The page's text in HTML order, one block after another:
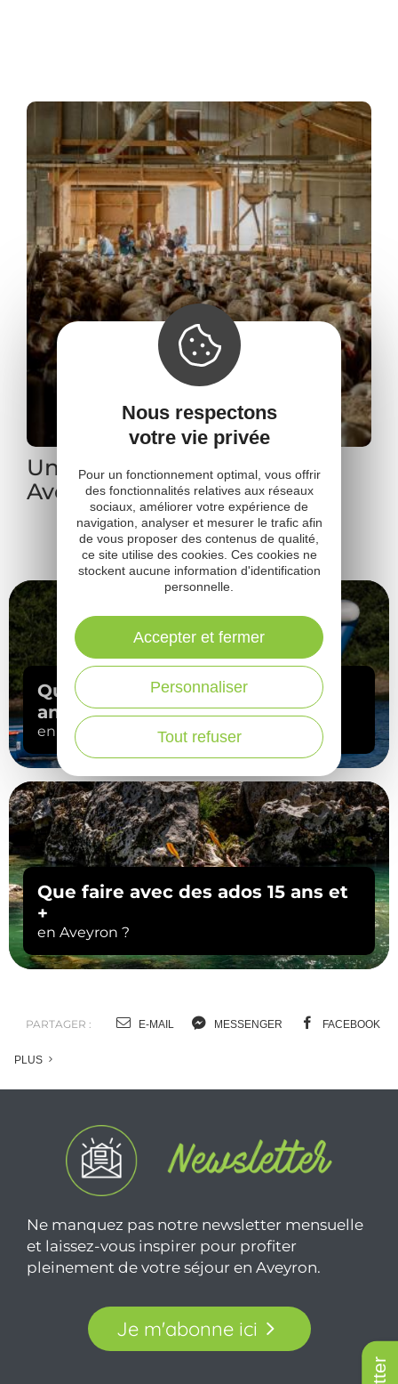
Le Top 10 des sorties à faire en
famille en Aveyron
1 2
Que faire avec des enfants 6-14
ans
en Aveyron ?
Que faire avec des ados 15 ans et
en Aveyron ?
PARTAGER : E-MAIL MESSENGER FACEBOOK
PLUS
et laissez-vous inspirer pour profiter
pleinement de votre séjour en Aveyron.
Cookies Mentions légales Plan du site
Nous respectons
votre vie privée
Pour un fonctionnement optimal, vous offrir
des fonctionnalités relatives aux réseaux
sociaux, améliorer votre expérience de
navigation, analyser et mesurer le trafic afin
de vous proposer des contenus de qualité,
ce site utilise des cookies. Ces cookies ne
stockent aucune information d'identification
personnelle.
Tout refuser
Personnaliser
Accepter et fermer